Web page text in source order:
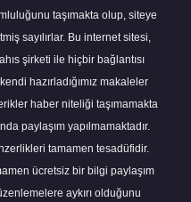
taşımakta olup, siteye
sayılırlar. Bu internet sitesi,
şirketi ile hiçbir bağlantısı
hazırladığımız makaleler
haber niteliği taşımamakta
paylaşım yapılmamaktadır.
tamamen tesadüfidir.
ücretsiz bir bilgi paylaşım
aykırı olduğunu